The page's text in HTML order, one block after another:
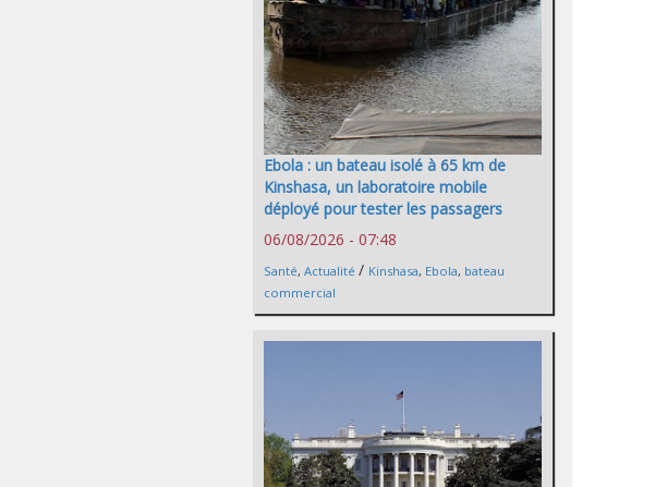
Ebola : un bateau isolé à 65 km de
Kinshasa, un laboratoire mobile
déployé pour tester les passagers
06/08/2026 - 07:48
Santé, Actualité / Kinshasa, Ebola, bateau
commercial